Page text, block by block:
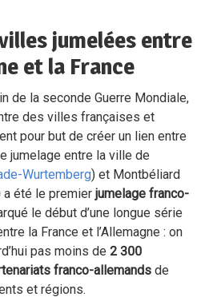
jumelées entre
et la France
de la seconde Guerre Mondiale,
des villes françaises et
pour but de créer un lien entre
jumelage entre la ville de
Wurtemberg) et Montbéliard
a été le premierjumelage franco-
le début d’une longue série
la France et l’Allemagne : on
pas moins de2 300
franco-allemands de
et régions.